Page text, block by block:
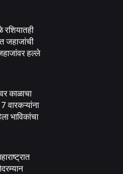
जहाजांची
हल्ले
काळाचा
वारकऱ्यांना
भाविकांचा